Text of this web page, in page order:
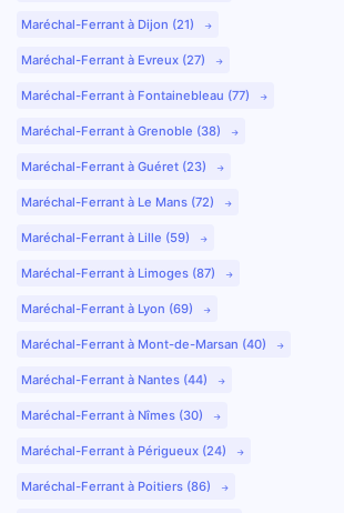
Maréchal-Ferrant à Dijon (21)
Maréchal-Ferrant à Evreux (27)
Maréchal-Ferrant à Fontainebleau (77)
Maréchal-Ferrant à Grenoble (38)
Maréchal-Ferrant à Guéret (23)
Maréchal-Ferrant à Le Mans (72)
Maréchal-Ferrant à Lille (59)
Maréchal-Ferrant à Limoges (87)
Maréchal-Ferrant à Lyon (69)
Maréchal-Ferrant à Mont-de-Marsan (40)
Maréchal-Ferrant à Nantes (44)
Maréchal-Ferrant à Nîmes (30)
Maréchal-Ferrant à Périgueux (24)
Maréchal-Ferrant à Poitiers (86)